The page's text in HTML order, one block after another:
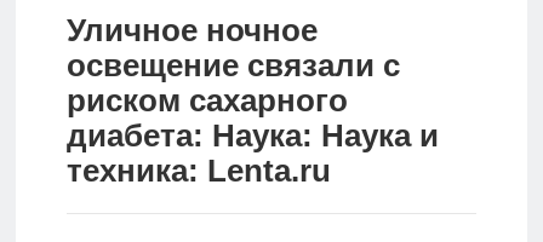
Контакты
Новости
Родителям
Уличное ночное
освещение связали с
риском сахарного
диабета: Наука: Наука и
техника: Lenta.ru